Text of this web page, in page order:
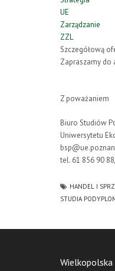
UE
Zarządzanie
ZZL
Szczegółową
Zapraszamy do
Z poważaniem
Biuro Studiów
Uniwersytetu
tel. 61 856 90
HANDEL I
STUDIA